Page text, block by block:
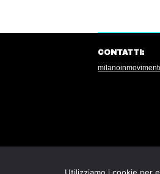
CONTATTI: